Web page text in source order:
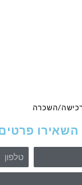
השכרה
השאירו פרטים